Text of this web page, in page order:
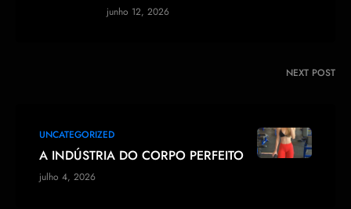
junho 12, 2026
NEXT POST
UNCATEGORIZED
A INDÚSTRIA DO CORPO PERFEITO
julho 4, 2026